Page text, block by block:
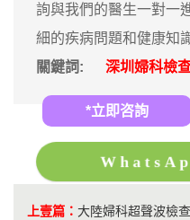
詢與我們的醫生一對一
細的疾病問題和健康知
關鍵詞:
深圳婦科檢
*立即咨詢
上壹篇： 大陸婦科超聲波檢